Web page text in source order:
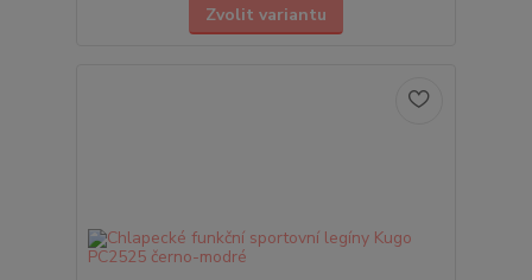
Zvolit variantu